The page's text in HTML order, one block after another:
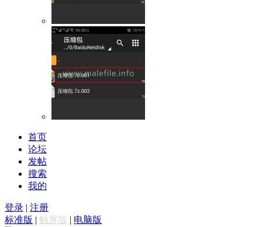
首页
论坛
发帖
搜索
我的
登录 | 注册
标准版 | 触屏版 | 电脑版